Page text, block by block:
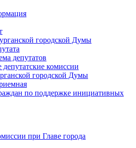
городской Думы
депутатов
комиссии
городской Думы
по поддержке инициативных
при Главе города